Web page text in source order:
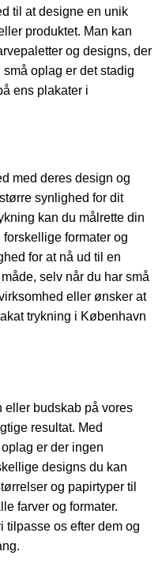
til at designe en unik
produktet. Man kan
og designs, der
oplag er det stadig
ens plakater i
med deres design og
synlighed for dit
kan du målrette din
formater og
for at nå ud til en
selv når du har små
eller ønsker at
trykning i København
budskab på vores
resultat. Med
er der ingen
designs du kan
og papirtyper til
farver og formater.
tilpasse os efter dem og